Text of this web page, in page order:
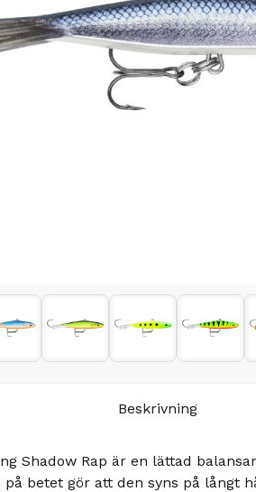
Beskrivning
Shadow Rap är en lättad
betet gör att den syns på långt